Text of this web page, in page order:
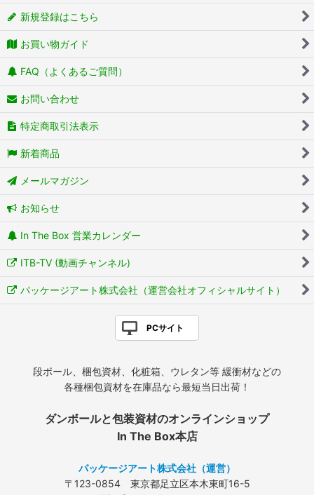
新規登録はこちら
お買い物ガイド
FAQ（よくあるご質問）
お問い合わせ
特定商取引法表示
新着商品
メールマガジン
お知らせ
In The Box 営業カレンダー
ITB-TV (動画チャンネル)
パッケージアート株式会社（運営会社オフィシャルサイト）
PCサイト
段ボール、梱包資材、化粧箱、ウレタン等 緩衝材などの
各種梱包資材を在庫品なら最短当日出荷！
ダンボールと包装資材のオンラインショップ
In The Box本店
パッケージアート株式会社（運営）
〒123-0854 東京都足立区本木東町16-5